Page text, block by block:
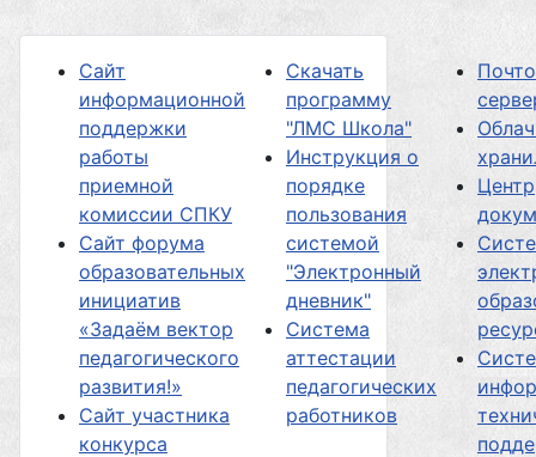
Сайт
информационной
поддержки
работы
приемной
комиссии СПКУ
Сайт форума
образовательных
инициатив
«Задаём вектор
педагогического
развития!»
Сайт участника
конкурса
Скачать
программу
"ЛМС Школа"
Инструкция о
порядке
пользования
системой
"Электронный
дневник"
Система
аттестации
педагогических
работников
Центр